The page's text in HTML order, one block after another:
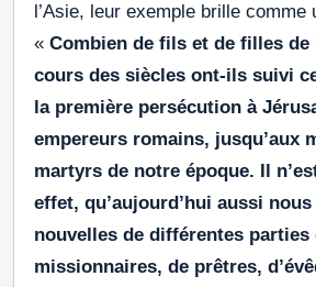
l’Asie, leur exemple brille comme
« Combien de fils et de filles de
cours des siècles ont-ils suivi
la première persécution à
empereurs romains, jusqu’aux
martyrs de notre époque. Il
effet, qu’aujourd’hui aussi
nouvelles de différentes parties
missionnaires, de prêtres,